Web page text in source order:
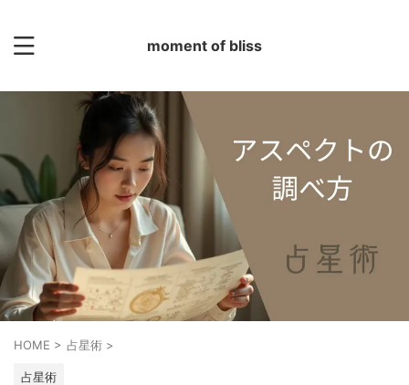
moment of bliss
HOME > 占星術 >
占星術